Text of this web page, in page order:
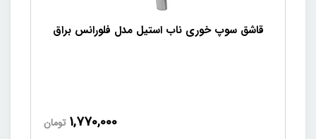
قاشق سوپ خوری ناب استیل مدل فلورانس براق
1,770,000 تومان